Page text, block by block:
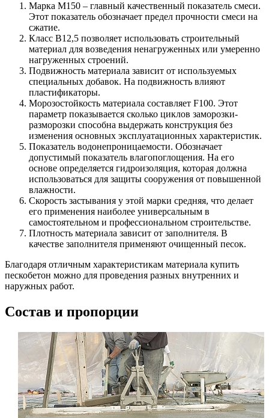
Марка М150 – главный качественный показатель смеси.
Этот показатель обозначает предел прочности смеси на
сжатие.
Класс В12,5 позволяет использовать строительный
материал для возведения ненагруженных или умеренно
нагруженных строений.
Подвижность материала зависит от используемых
специальных добавок. На подвижность влияют
пластификаторы.
Морозостойкость материала составляет F100. Этот
параметр показывается сколько циклов заморозки-
разморозки способна выдержать конструкция без
изменения основных эксплуатационных характеристик.
Показатель водонепроницаемости. Обозначает
допустимый показатель влагопоглощения. На его
основе определяется гидроизоляция, которая должна
использоваться для защиты сооружения от повышенной
влажности.
Скорость застывания у этой марки средняя, что делает
его применения наиболее универсальным в
самостоятельном и профессиональном строительстве.
Плотность материала зависит от заполнителя. В
качестве заполнителя применяют очищенный песок.
Благодаря отличным характеристикам материала купить
пескобетон можно для проведения разных внутренних и
наружных работ.
Состав и пропорции